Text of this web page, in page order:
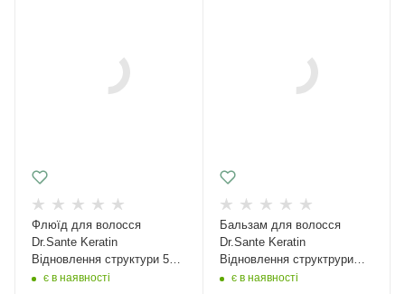
Флюїд для волосся
Dr.Sante Keratin
Відновлення структури 50
млє в наявності
Бальзам для волосся
Dr.Sante Keratin
Відновлення структрури
200 мл
є в наявності